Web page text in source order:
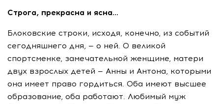
Строга, прекрасна и ясна…
Блоковские строки, исходя, конечно, из событий
сегодняшнего дня, — о ней. О великой
спортсменке, замечательной женщине, матери
двух взрослых детей — Анны и Антона, которыми
она имеет право гордиться. Оба имеют высшее
образование, оба работают. Любимый муж